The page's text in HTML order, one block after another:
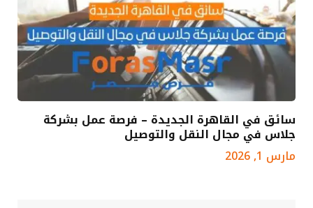
سائق في القاهرة الجديدة – فرصة عمل بشركة
جلاس في مجال النقل والتوصيل
مارس 1, 2026